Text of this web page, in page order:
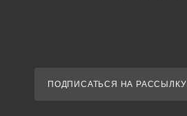
ПОДПИСАТЬСЯ НА РАССЫЛКУ